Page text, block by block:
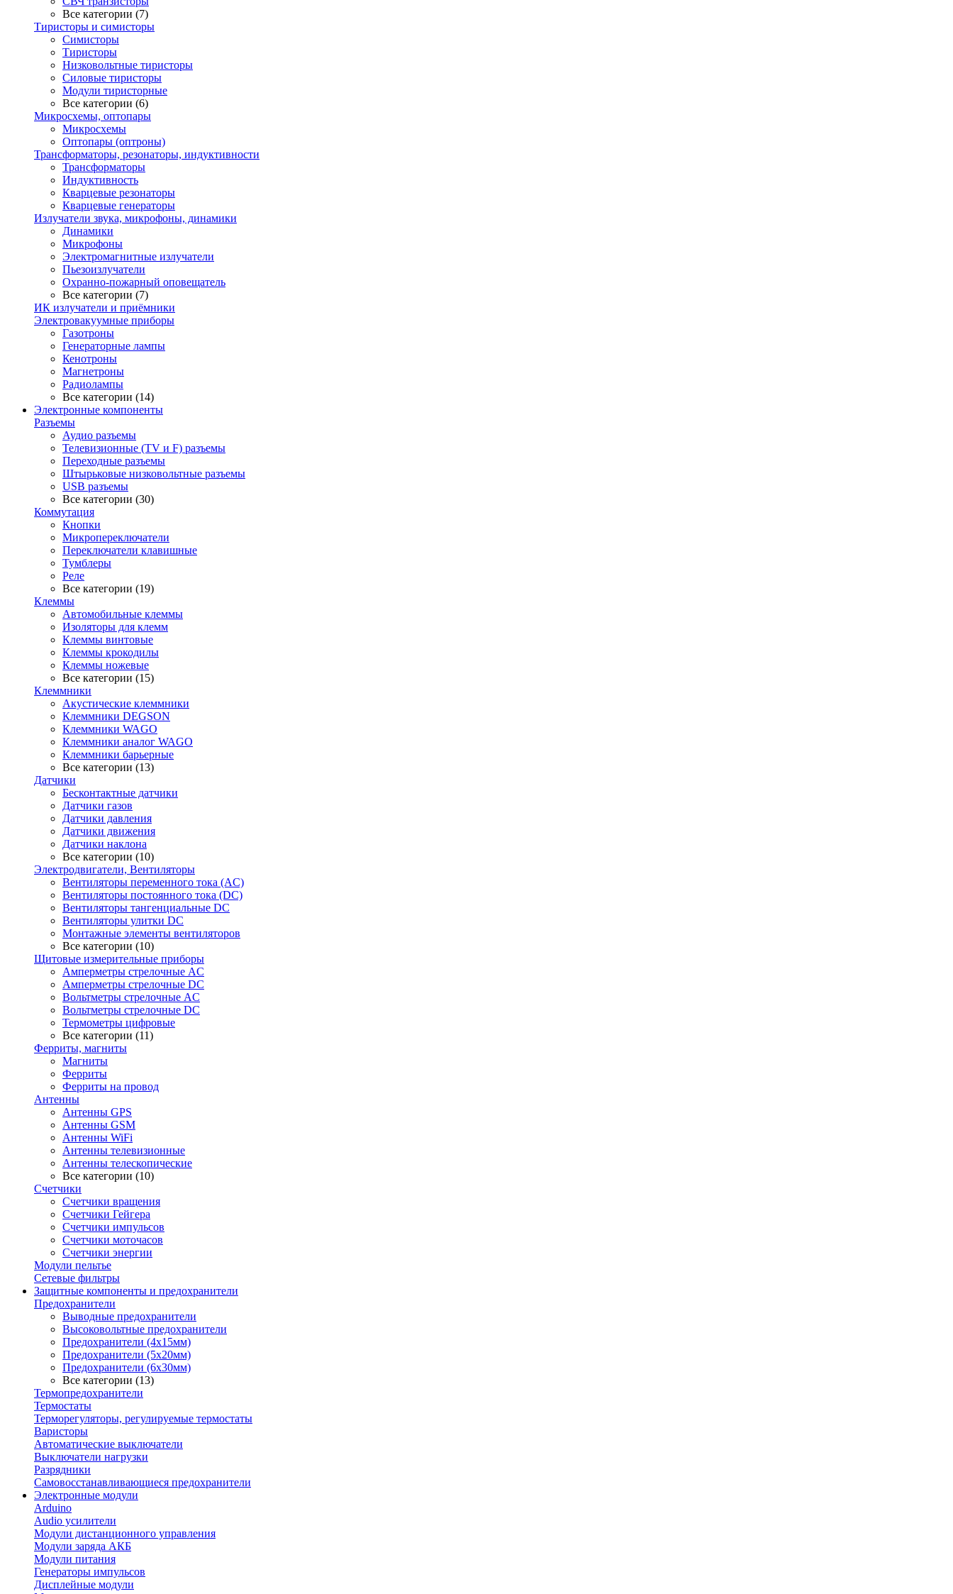
Все категории (7)
Тиристоры и симисторы
Симисторы
Тиристоры
Низковольтные тиристоры
Силовые тиристоры
Модули тиристорные
Все категории (6)
Микросхемы, оптопары
Микросхемы
Оптопары (оптроны)
Трансформаторы, резонаторы, индуктивности
Трансформаторы
Индуктивность
Кварцевые резонаторы
Кварцевые генераторы
Излучатели звука, микрофоны, динамики
Динамики
Микрофоны
Электромагнитные излучатели
Пьезоизлучатели
Охранно-пожарный оповещатель
Все категории (7)
ИК излучатели и приёмники
Электровакуумные приборы
Газотроны
Генераторные лампы
Кенотроны
Магнетроны
Радиолампы
Все категории (14)
Электронные компоненты
Разъемы
Аудио разъемы
Телевизионные (TV и F) разъемы
Переходные разъемы
Штырьковые низковольтные разъемы
USB разъемы
Все категории (30)
Коммутация
Кнопки
Микропереключатели
Переключатели клавишные
Тумблеры
Реле
Все категории (19)
Клеммы
Автомобильные клеммы
Изоляторы для клемм
Клеммы винтовые
Клеммы крокодилы
Клеммы ножевые
Все категории (15)
Клеммники
Акустические клеммники
Клеммники DEGSON
Клеммники WAGO
Клеммники аналог WAGO
Клеммники барьерные
Все категории (13)
Датчики
Бесконтактные датчики
Датчики газов
Датчики давления
Датчики движения
Датчики наклона
Все категории (10)
Электродвигатели, Вентиляторы
Вентиляторы переменного тока (AC)
Вентиляторы постоянного тока (DC)
Вентиляторы тангенциальные DC
Вентиляторы улитки DC
Монтажные элементы вентиляторов
Все категории (10)
Щитовые измерительные приборы
Амперметры стрелочные AC
Амперметры стрелочные DC
Вольтметры стрелочные AC
Вольтметры стрелочные DC
Термометры цифровые
Все категории (11)
Ферриты, магниты
Магниты
Ферриты
Ферриты на провод
Антенны
Антенны GPS
Антенны GSM
Антенны WiFi
Антенны телевизионные
Антенны телескопические
Все категории (10)
Счетчики
Счетчики вращения
Счетчики Гейгера
Счетчики импульсов
Счетчики моточасов
Счетчики энергии
Модули пельтье
Сетевые фильтры
Защитные компоненты и предохранители
Предохранители
Выводные предохранители
Высоковольтные предохранители
Предохранители (4х15мм)
Предохранители (5х20мм)
Предохранители (6х30мм)
Все категории (13)
Термопредохранители
Термостаты
Терморегуляторы, регулируемые термостаты
Варисторы
Автоматические выключатели
Выключатели нагрузки
Разрядники
Самовосстанавливающиеся предохранители
Электронные модули
Arduino
Audio усилители
Модули дистанционного управления
Модули заряда АКБ
Модули питания
Генераторы импульсов
Дисплейные модули